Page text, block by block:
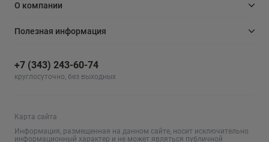
О компании
Полезная информация
+7 (343) 243-60-74
круглосуточно, без выходных
Карта сайта
Информация, размещенная на данном сайте, носит исключительно
информационный характер и не может являться публичной